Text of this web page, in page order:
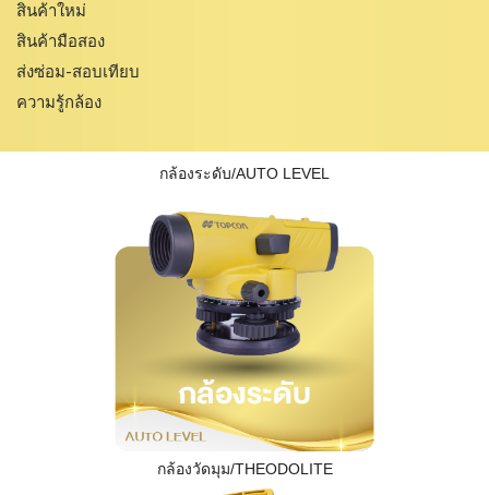
สินค้าใหม่
สินค้ามือสอง
ส่งซ่อม-สอบเทียบ
ความรู้กล้อง
กล้องระดับ/AUTO LEVEL
กล้องวัดมุม/THEODOLITE